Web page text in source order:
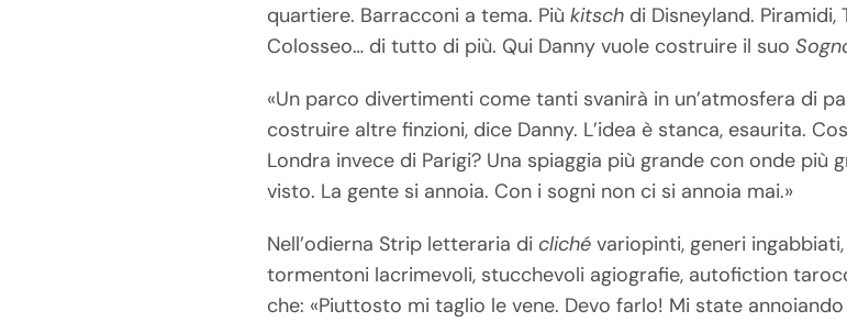
quartiere. Barracconi a tema. Piùkitsch di Disneyland. Piramidi,
Colosseo… di tutto di più. Qui Danny vuole costruire il suo
«Un parco divertimenti come tanti svanirà in un’atmosfera di
costruire altre finzioni, dice Danny. L’idea è stanca, esaurita.
Londra invece di Parigi? Una spiaggia più grande con onde più
visto. La gente si annoia. Con i sogni non ci si annoia mai.»
Nell’odierna Strip letteraria dicliché variopinti, generi
tormentoni lacrimevoli, stucchevoli agiografie, autofiction
che: «Piuttosto mi taglio le vene. Devo farlo! Mi state